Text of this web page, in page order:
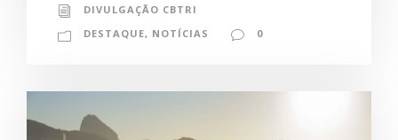
DIVULGAÇÃO CBTRI
DESTAQUE, NOTÍCIAS 0